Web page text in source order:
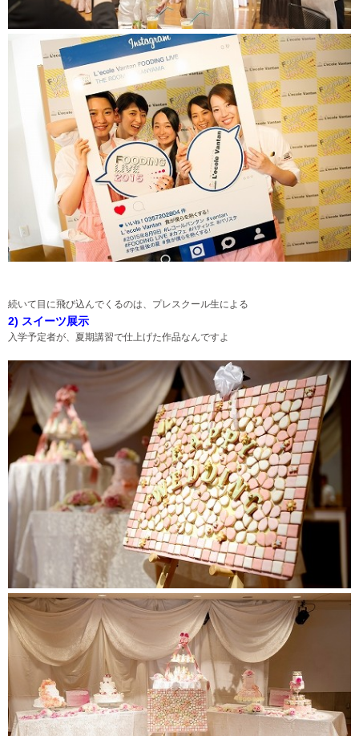
続いて目に飛び込んでくるのは、プレスクール生による
2) スイーツ展示
入学予定者が、夏期講習で仕上げた作品なんですよ